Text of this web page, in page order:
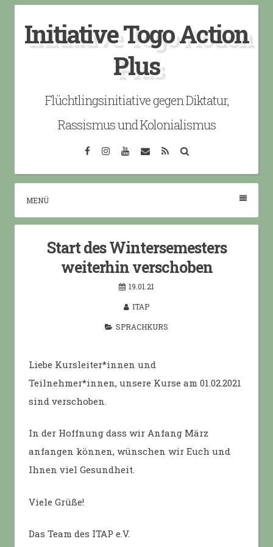
content
Initiative Togo Action
Plus
Flüchtlingsinitiative gegen Diktatur,
Rassismus und Kolonialismus
FacebookInstagramYouTube
EmailRSS
MENÜ
Start des Wintersemesters
weiterhin verschoben
19.01.21
ITAP
SPRACHKURS
Liebe Kursleiter*innen und
Teilnehmer*innen, unsere Kurse am 01.02.2021
sind verschoben.
In der Hoffnung dass wir Anfang März
anfangen können, wünschen wir Euch und
Ihnen viel Gesundheit.
Viele Grüße!
Das Team des ITAP e.V.